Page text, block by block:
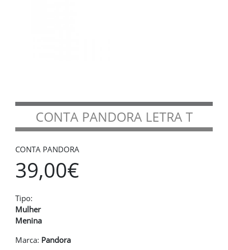
CONTA PANDORA LETRA T
CONTA PANDORA
39,00€
Tipo:
Mulher
Menina
Marca: Pandora